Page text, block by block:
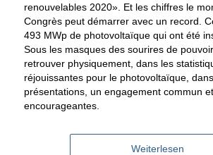
renouvelables 2020». Et les chiffres le
Congrès peut démarrer avec un record.
493 MWp de photovoltaïque qui ont été
Sous les masques des sourires de
retrouver physiquement, dans les
réjouissantes pour le photovoltaïque,
présentations, un engagement commun
encourageantes.
Weiterlesen